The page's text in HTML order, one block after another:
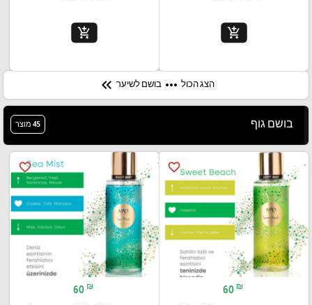
add_shopping_cart
add_shopping_cart
הצג הכול more_horiz בושם לשיער keyboard_double_arrow_left
בושם גוף 45 מוצר
favorite_border
60 ₪
favorite_border
60 ₪